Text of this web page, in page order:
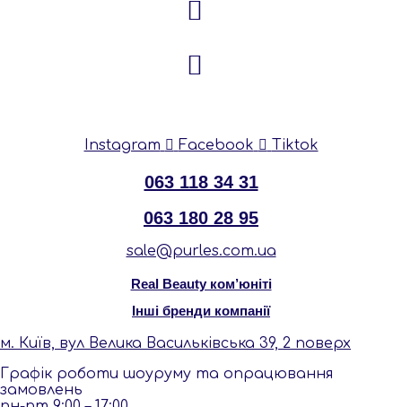
Instagram Facebook Tiktok
063 118 34 31
063 180 28 95
sale@purles.com.ua
Real Beauty ком’юніті
Інші бренди компанії
м. Київ, вул Велика Васильківська 39, 2 поверх
Графік роботи шоуруму та опрацювання
замовлень